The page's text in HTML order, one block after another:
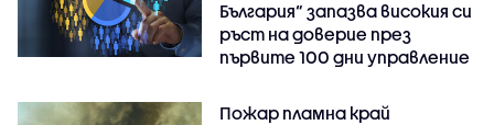
България“ запазва високия си
ръст на доверие през
първите 100 дни управление
Пожар пламна край